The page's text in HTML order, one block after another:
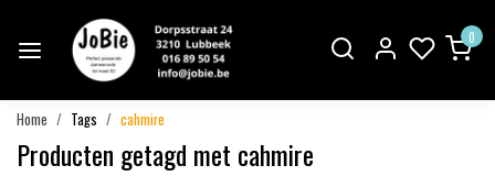
0
Home Tags cahmire
Producten getagd met cahmire